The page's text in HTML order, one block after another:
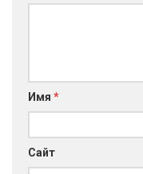
Имя *
Сайт